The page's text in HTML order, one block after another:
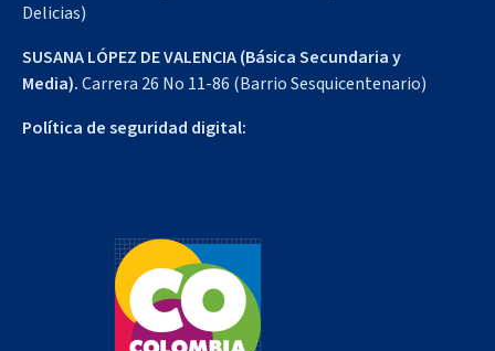
Delicias)
SUSANA LÓPEZ DE VALENCIA (Básica Secundaria y
Media).Carrera 26 No 11-86 (Barrio Sesquicentenario)
Política de seguridad digital: